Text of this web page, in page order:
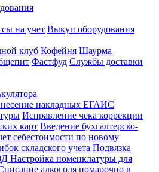
на учет Выкуп оборудования
клуб Кофейня Шаурма
Фастфуд Службы доставки
накладных ЕГАИС
Исправление чека коррекции
карт Введение бухгалтерско-
себестоимости по новому
складского учета Подвязка
Настройка номенклатуры для
алкоголя помарочно в